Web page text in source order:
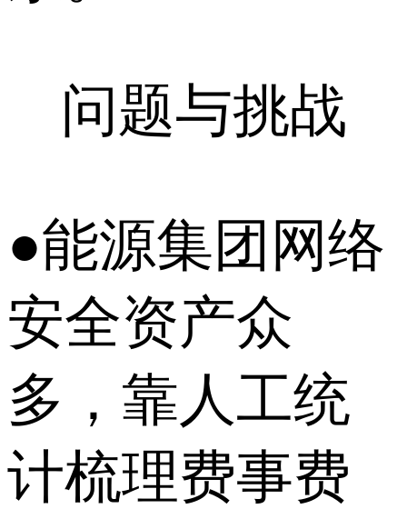
问题与挑战
●能源集团网络
安全资产众
多，靠人工统
计梳理费事费